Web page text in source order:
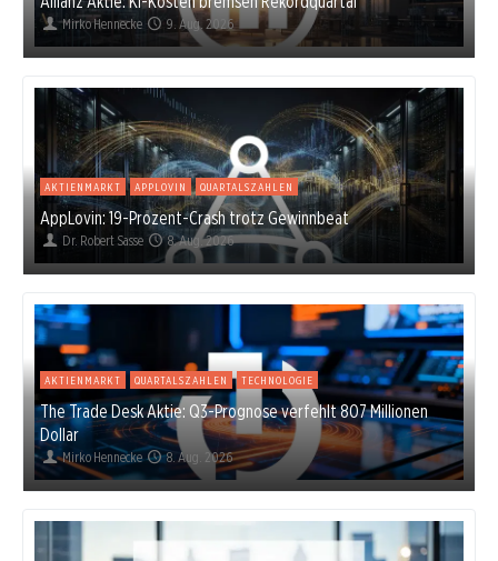
Mirko Hennecke 9. Aug. 2026
AKTIENMARKT APPLOVIN QUARTALSZAHLEN
AppLovin: 19-Prozent-Crash trotz Gewinnbeat
Dr. Robert Sasse 8. Aug. 2026
AKTIENMARKT QUARTALSZAHLEN TECHNOLOGIE
The Trade Desk Aktie: Q3-Prognose verfehlt 807 Millionen
Dollar
Mirko Hennecke 8. Aug. 2026